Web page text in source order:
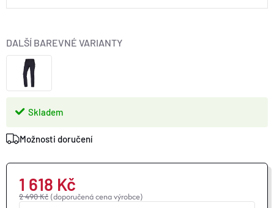
O nás
Moje objednávka
Skladem
DALŠÍ BAREVNÉ VARIANTY
Možnosti doručení
2 490 Kč (doporučená cena výrobce)
1 618 Kč